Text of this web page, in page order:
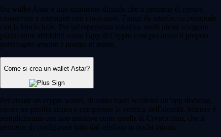
Un wallet Astar è uno strumento digitale che ti permette di gestire,
conservare e interagire con i tuoi asset. Funge da interfaccia personale
con la blockchain. Per un'esperienza intuitiva, molti utenti scelgono
piattaforme affidabili come l'app di Crypto.com per avere il proprio
portafoglio sempre a portata di mano.
Come si crea un wallet Astar?
Per creare un crypto wallet, di solito basta scaricare un’app dedicata,
creare un profilo sicuro e completare la verifica dell'identità. Iniziare è
semplicissimo con app intuitive come quella di Crypto.com, che ti
permette di configurare tutto dal telefono in pochi minuti.